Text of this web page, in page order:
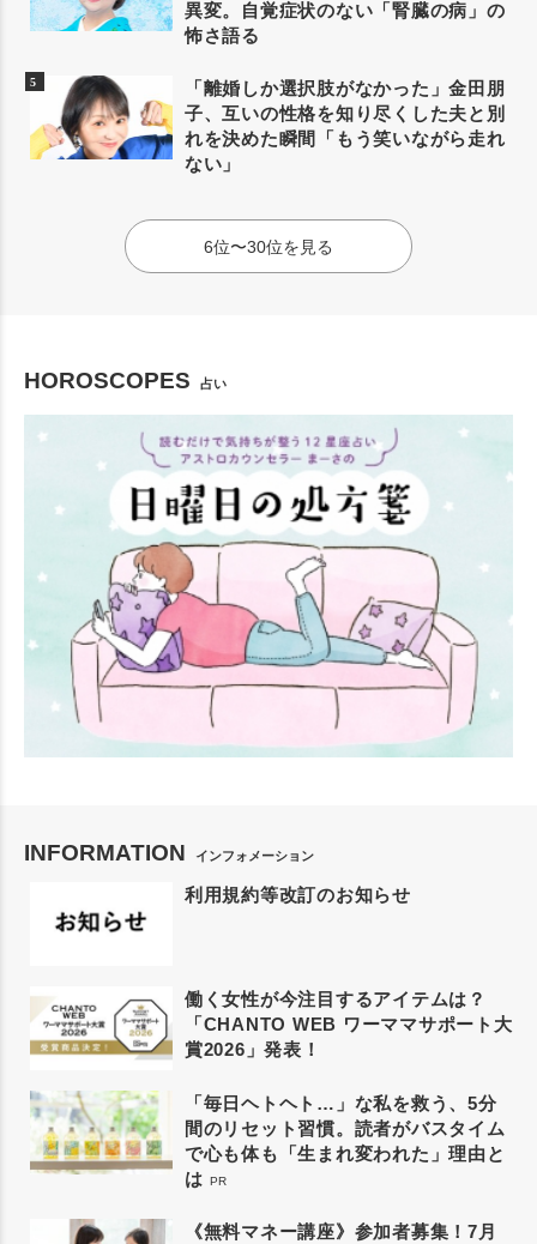
異変。自覚症状のない「腎臓の病」の
怖さ語る
「離婚しか選択肢がなかった」金田朋
子、互いの性格を知り尽くした夫と別
れを決めた瞬間「もう笑いながら走れ
ない」
6位〜30位を見る
HOROSCOPES 占い
INFORMATION インフォメーション
利用規約等改訂のお知らせ
働く女性が今注目するアイテムは？
「CHANTO WEB ワーママサポート大
賞2026」発表！
「毎日ヘトヘト…」な私を救う、5分
間のリセット習慣。読者がバスタイム
で心も体も「生まれ変われた」理由と
は PR
《無料マネー講座》参加者募集！7月